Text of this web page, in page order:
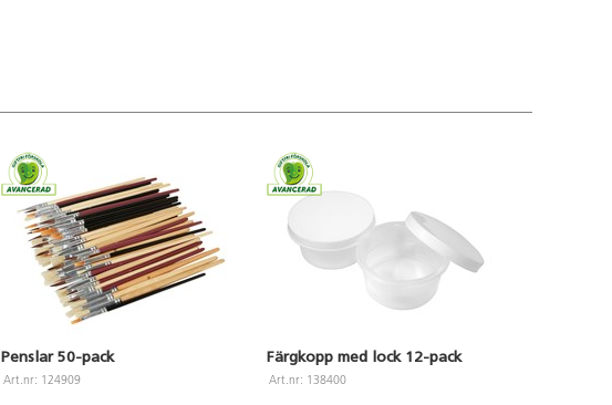
Penslar 50-pack
Art.nr: 124909
Färgkopp med lock 12-pack
Art.nr: 138400